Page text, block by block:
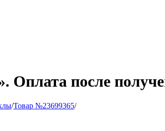
Оплата после
/Товар №23699365/